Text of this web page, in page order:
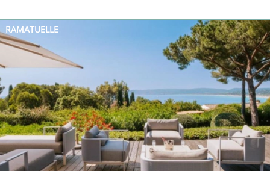
RAMATUELLE